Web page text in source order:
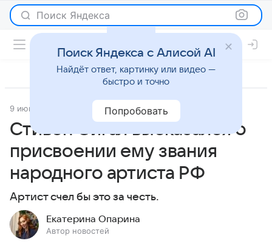
Поиск Яндекса
9 июня 2026 Светская жизнь
Стивен Сигал высказался о
присвоении ему звания
народного артиста РФ
Артист счел бы это за честь.
Екатерина Опарина
Автор новостей
Поиск Яндекса с Алисой AI
Найдёт ответ, картинку или видео —
быстро и точно
Попробовать